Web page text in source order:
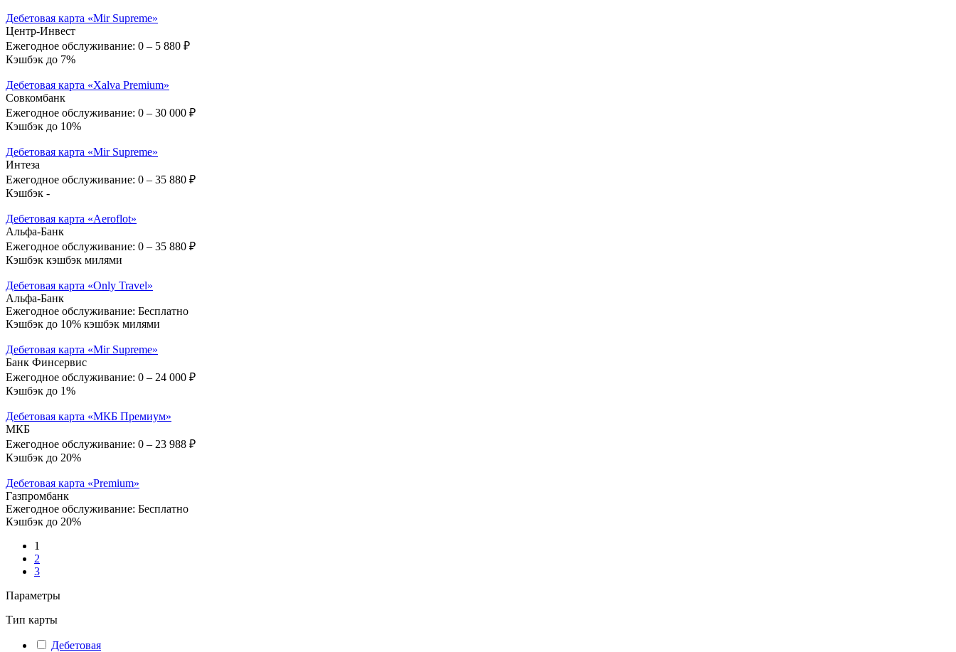
Дебетовая карта «Mir Supreme»
Центр-Инвест
Ежегодное обслуживание: 0 – 5 880 ₽
Кэшбэк до 7%
Дебетовая карта «Xalva Premium»
Совкомбанк
Ежегодное обслуживание: 0 – 30 000 ₽
Кэшбэк до 10%
Дебетовая карта «Mir Supreme»
Интеза
Ежегодное обслуживание: 0 – 35 880 ₽
Кэшбэк -
Дебетовая карта «Aeroflot»
Альфа-Банк
Ежегодное обслуживание: 0 – 35 880 ₽
Кэшбэк кэшбэк милями
Дебетовая карта «Only Travel»
Альфа-Банк
Ежегодное обслуживание: Бесплатно
Кэшбэк до 10% кэшбэк милями
Дебетовая карта «Mir Supreme»
Банк Финсервис
Ежегодное обслуживание: 0 – 24 000 ₽
Кэшбэк до 1%
Дебетовая карта «МКБ Премиум»
МКБ
Ежегодное обслуживание: 0 – 23 988 ₽
Кэшбэк до 20%
Дебетовая карта «Premium»
Газпромбанк
Ежегодное обслуживание: Бесплатно
Кэшбэк до 20%
1
2
3
Параметры
Тип карты
Дебетовая